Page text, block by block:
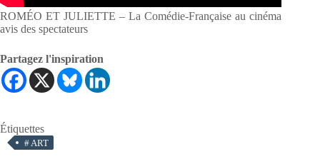
ROMÉO ET JULIETTE – La Comédie-Française au cinéma
avis des spectateurs
Partagez l'inspiration
Étiquettes
# ART